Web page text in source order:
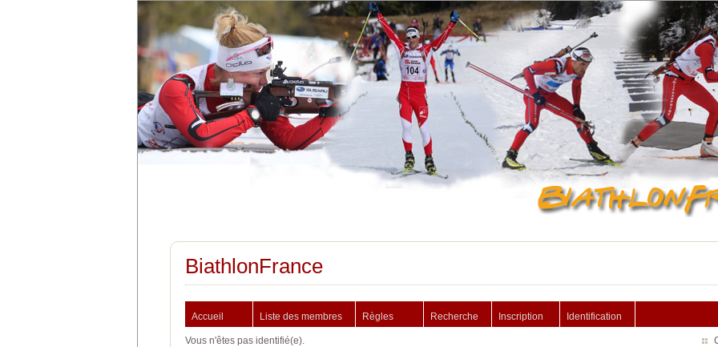
BiathlonFrance
Accueil Liste des membres Règles Recherche Inscription Identification
Vous n'êtes pas identifié(e).